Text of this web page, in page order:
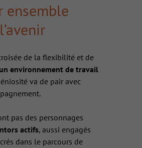
ensemble
de la flexibilité et de
un environnement de travail
va de pair avec
pas des personnages
actifs, aussi engagés
dans le parcours de